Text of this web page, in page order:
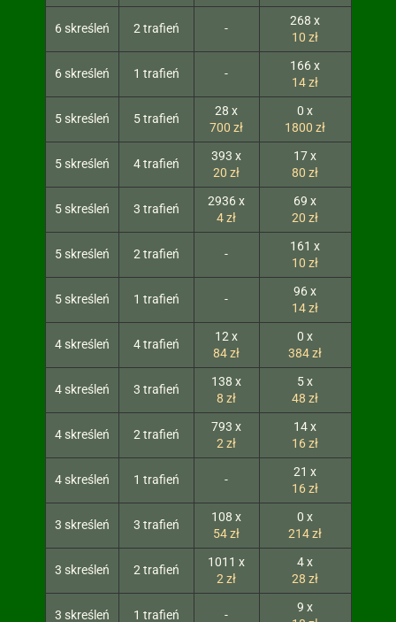
6 skreśleń 2 trafień -
268 x
10 zł
6 skreśleń 1 trafień -
166 x
14 zł
5 skreśleń 5 trafień
28 x
700 zł
0 x
1800 zł
5 skreśleń 4 trafień
393 x
20 zł
17 x
80 zł
5 skreśleń 3 trafień
2936 x
4 zł
69 x
20 zł
5 skreśleń 2 trafień -
161 x
10 zł
5 skreśleń 1 trafień -
96 x
14 zł
4 skreśleń 4 trafień
12 x
84 zł
0 x
384 zł
4 skreśleń 3 trafień
138 x
8 zł
5 x
48 zł
4 skreśleń 2 trafień
793 x
2 zł
14 x
16 zł
4 skreśleń 1 trafień -
21 x
16 zł
3 skreśleń 3 trafień
108 x
54 zł
0 x
214 zł
3 skreśleń 2 trafień
1011 x
2 zł
4 x
28 zł
3 skreśleń 1 trafień -
9 x